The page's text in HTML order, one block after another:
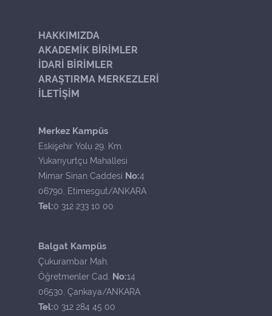
HAKKIMIZDA
AKADEMİK BİRİMLER
İDARİ BİRİMLER
ARAŞTIRMA MERKEZLERİ
İLETİŞİM
Merkez Kampüs
Eskişehir Yolu 29. Km.
Yukarıyurtçu Mahallesi
Mimar Sinan Caddesi No:4
06790, Etimesgut/ANKARA
Tel:0 312 233 10 00
Balgat Kampüs
Çukurambar Mah.
Öğretmenler Cad. No:14
06530, Çankaya/ANKARA
Tel:0 312 284 45 00